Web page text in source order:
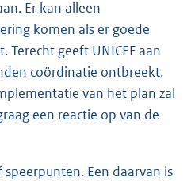
Er kan alleen
komen als er goede
geeft UNICEF aan
coördinatie ontbreekt.
van het plan zal
een reactie op van de
Een daarvan is